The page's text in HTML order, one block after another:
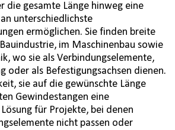
die gesamte Länge hinweg eine
unterschiedlichste
ermöglichen. Sie finden breite
im Maschinenbau sowie
wo sie als Verbindungselemente,
oder als Befestigungsachsen dienen.
sie auf die gewünschte Länge
Gewindestangen eine
für Projekte, bei denen
nicht passen oder